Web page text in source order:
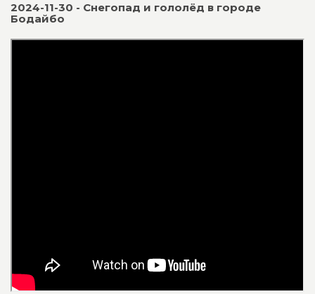
2024-11-30 - Снегопад и гололёд в городе
Бодайбо